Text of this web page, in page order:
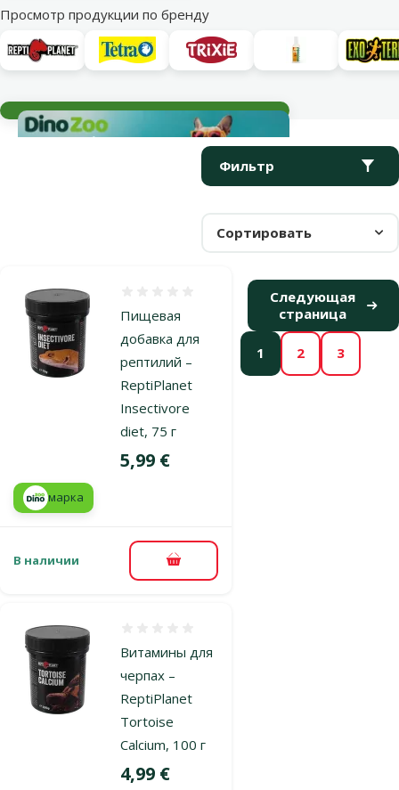
Просмотр продукции по бренду
Параметрический фильтр
Фильтр
Выбранные фильтры
Сортировать
Продукты в категории Витамины для рептилий
Пищевая
добавка для
рептилий –
ReptiPlanet
Insectivore
diet, 75 г
Цена
5,99 €
марка
В наличии В корзину
Витамины для
черпах –
ReptiPlanet
Tortoise
Calcium, 100 г
Цена
4,99 €
1 2 3
Следующая
страница